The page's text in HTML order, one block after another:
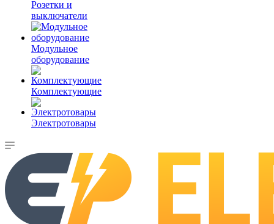
Розетки и
выключатели
Модульное
оборудование
Комплектующие
Электротовары